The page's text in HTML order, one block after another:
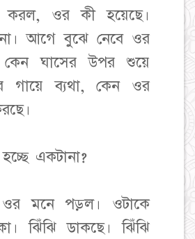
করল, ওর কী হয়েছে।
আগে বুঝে নেবে ওর
ঘাসের উপর শুয়ে
ব্যথা, কেন ওর
একটানা?
মনে পড়ল। ওটাকে
ঝিঁঝি ডাকছে। ঝিঁঝি